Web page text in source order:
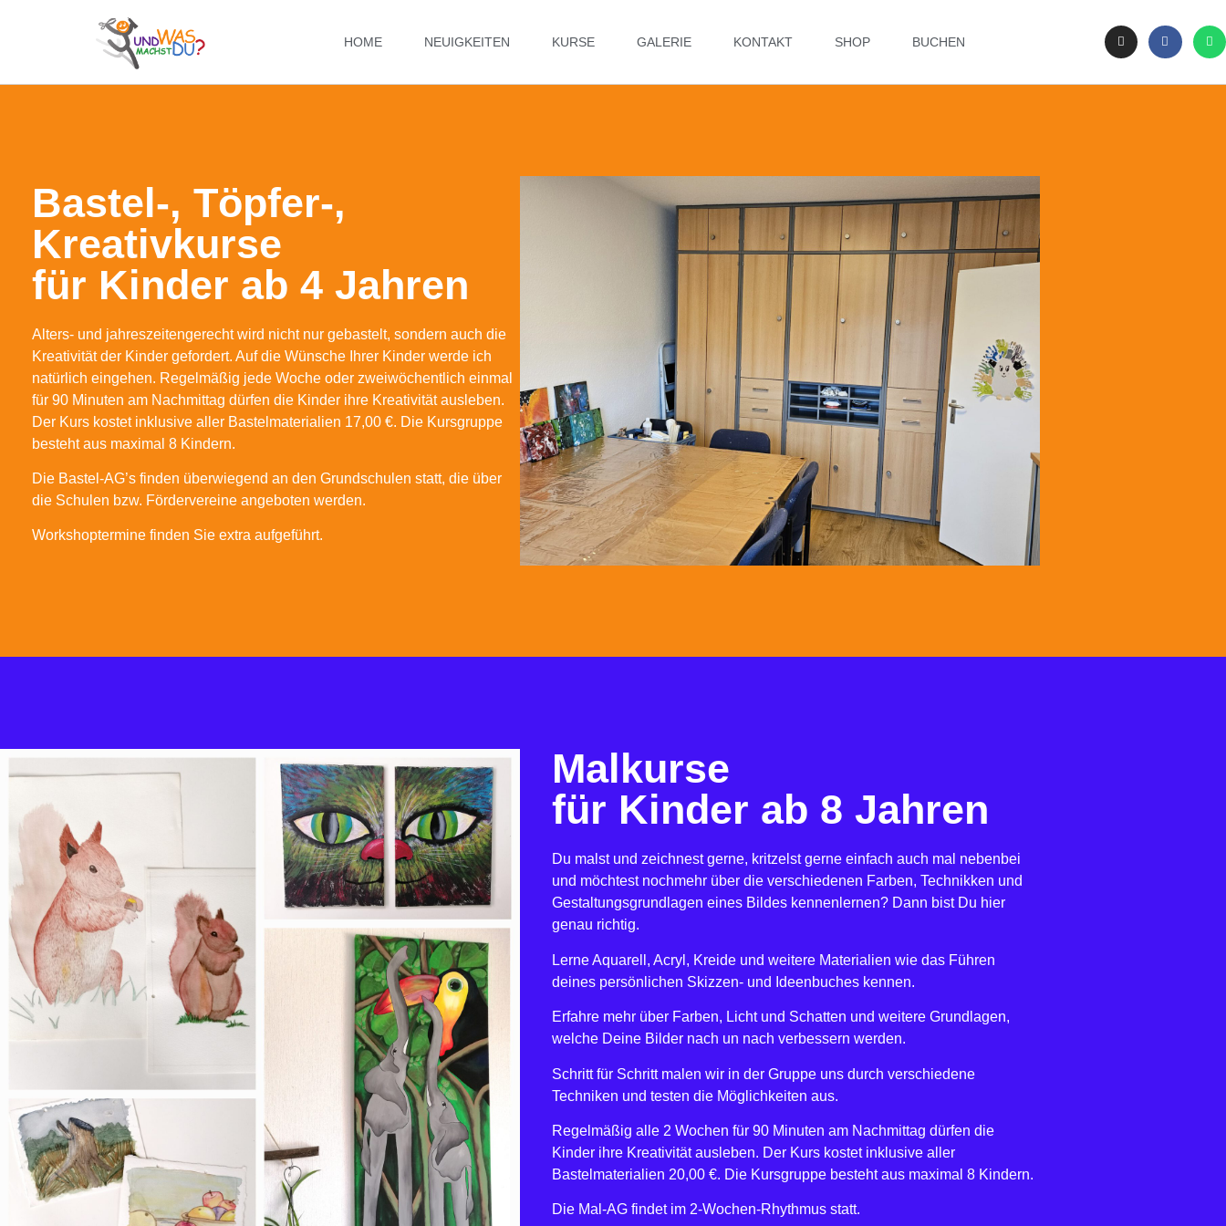
HOME NEUIGKEITEN KURSE GALERIE KONTAKT SHOP BUCHEN
Bastel-, Töpfer-,
Kreativkurse
für Kinder ab 4 Jahren
Alters- und jahreszeitengerecht wird nicht nur gebastelt, sondern auch die
Kreativität der Kinder gefordert. Auf die Wünsche Ihrer Kinder werde ich
natürlich eingehen. Regelmäßig jede Woche oder zweiwöchentlich einmal
für 90 Minuten am Nachmittag dürfen die Kinder ihre Kreativität ausleben.
Der Kurs kostet inklusive aller Bastelmaterialien 17,00 €. Die Kursgruppe
besteht aus maximal 8 Kindern.
Die Bastel-AG’s finden überwiegend an den Grundschulen statt, die über
die Schulen bzw. Fördervereine angeboten werden.
Workshoptermine finden Sie extra aufgeführt.
Malkurse
für Kinder ab 8 Jahren
Du malst und zeichnest gerne, kritzelst gerne einfach auch mal nebenbei
und möchtest nochmehr über die verschiedenen Farben, Technikken und
Gestaltungsgrundlagen eines Bildes kennenlernen? Dann bist Du hier
genau richtig.
Lerne Aquarell, Acryl, Kreide und weitere Materialien wie das Führen
deines persönlichen Skizzen- und Ideenbuches kennen.
Erfahre mehr über Farben, Licht und Schatten und weitere Grundlagen,
welche Deine Bilder nach un nach verbessern werden.
Schritt für Schritt malen wir in der Gruppe uns durch verschiedene
Techniken und testen die Möglichkeiten aus.
Regelmäßig alle 2 Wochen für 90 Minuten am Nachmittag dürfen die
Kinder ihre Kreativität ausleben. Der Kurs kostet inklusive aller
Bastelmaterialien 20,00 €. Die Kursgruppe besteht aus maximal 8 Kindern.
Die Mal-AG findet im 2-Wochen-Rhythmus statt.